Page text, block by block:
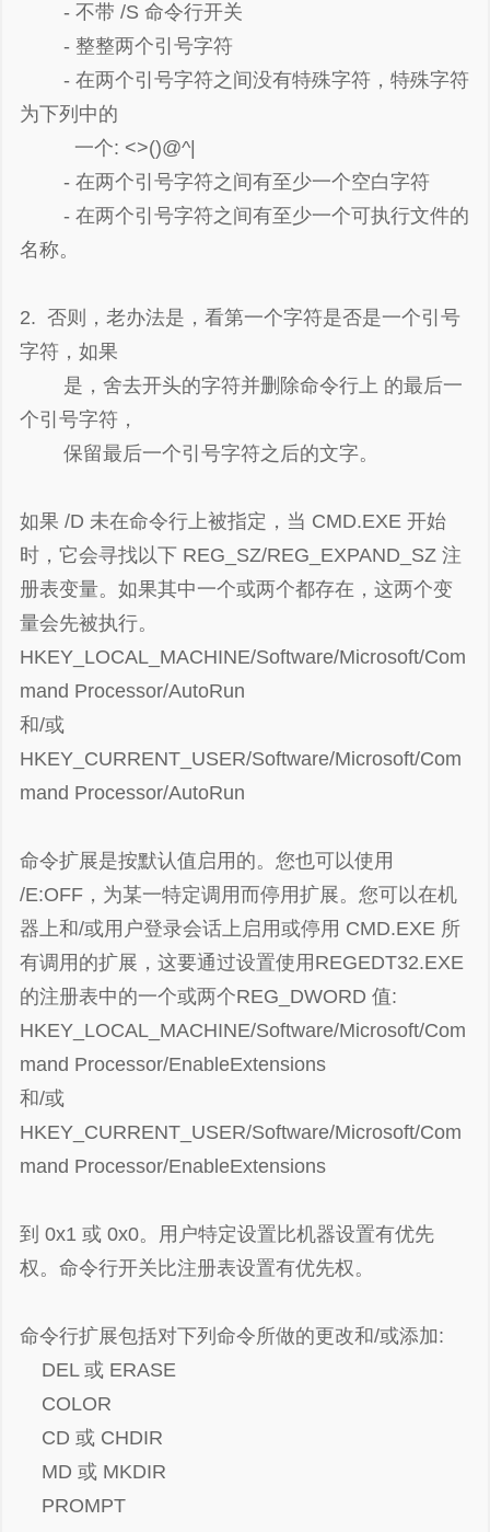
- 不带 /S 命令行开关
- 整整两个引号字符
- 在两个引号字符之间没有特殊字符，特殊字符
为下列中的
一个: <>()@^|
- 在两个引号字符之间有至少一个空白字符
- 在两个引号字符之间有至少一个可执行文件的
名称。
2. 否则，老办法是，看第一个字符是否是一个引号
字符，如果
是，舍去开头的字符并删除命令行上 的最后一
个引号字符，
保留最后一个引号字符之后的文字。
如果 /D 未在命令行上被指定，当 CMD.EXE 开始
时，它会寻找以下 REG_SZ/REG_EXPAND_SZ 注
册表变量。如果其中一个或两个都存在，这两个变
量会先被执行。
HKEY_LOCAL_MACHINE/Software/Microsoft/Com
mand Processor/AutoRun
和/或
HKEY_CURRENT_USER/Software/Microsoft/Com
mand Processor/AutoRun
命令扩展是按默认值启用的。您也可以使用
/E:OFF，为某一特定调用而停用扩展。您可以在机
器上和/或用户登录会话上启用或停用 CMD.EXE 所
有调用的扩展，这要通过设置使用REGEDT32.EXE
的注册表中的一个或两个REG_DWORD 值:
HKEY_LOCAL_MACHINE/Software/Microsoft/Com
mand Processor/EnableExtensions
和/或
HKEY_CURRENT_USER/Software/Microsoft/Com
mand Processor/EnableExtensions
到 0x1 或 0x0。用户特定设置比机器设置有优先
权。命令行开关比注册表设置有优先权。
命令行扩展包括对下列命令所做的更改和/或添加:
DEL 或 ERASE
COLOR
CD 或 CHDIR
MD 或 MKDIR
PROMPT
（微信扫一扫或长按识别）